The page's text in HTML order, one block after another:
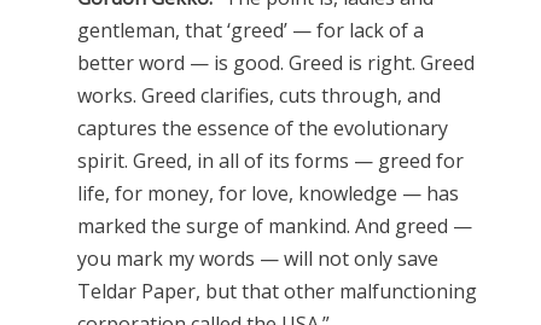
gentleman, that ‘greed’ — for lack of a
better word — is good. Greed is right. Greed
works. Greed clarifies, cuts through, and
captures the essence of the evolutionary
spirit. Greed, in all of its forms — greed for
life, for money, for love, knowledge — has
marked the surge of mankind. And greed —
you mark my words — will not only save
Teldar Paper, but that other malfunctioning